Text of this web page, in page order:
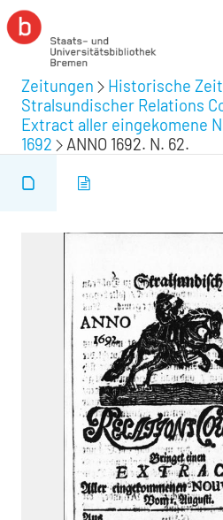
Zeitungen
Historische
Stralsundischer Relations
Extract aller eingekomene
1692
ANNO 1692. N. 62.